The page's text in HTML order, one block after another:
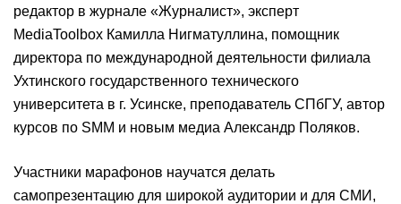
редактор в журнале «Журналист», эксперт
MediaToolbox Камилла Нигматуллина, помощник
директора по международной деятельности филиала
Ухтинского государственного технического
университета в г. Усинске, преподаватель СПбГУ, автор
курсов по SMM и новым медиа Александр Поляков.
Участники марафонов научатся делать
самопрезентацию для широкой аудитории и для СМИ,